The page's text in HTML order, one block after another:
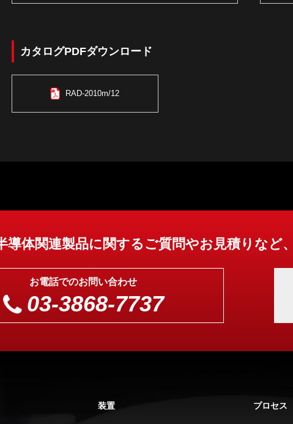
カタログPDFダウンロード
RAD-2010m/12
導体関連製品に関するご質問やお見積りなど
お電話でのお問い合わせ
03-3868-7737
装置 プロセス